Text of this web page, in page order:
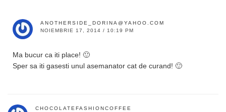
ANOTHERSIDE_DORINA@YAHOO.COM
NOIEMBRIE 17, 2014 / 10:19 PM
Ma bucur ca iti place! 🙂
Sper sa iti gasesti unul asemanator cat de curand! 🙂
CHOCOLATEFASHIONCOFFEE